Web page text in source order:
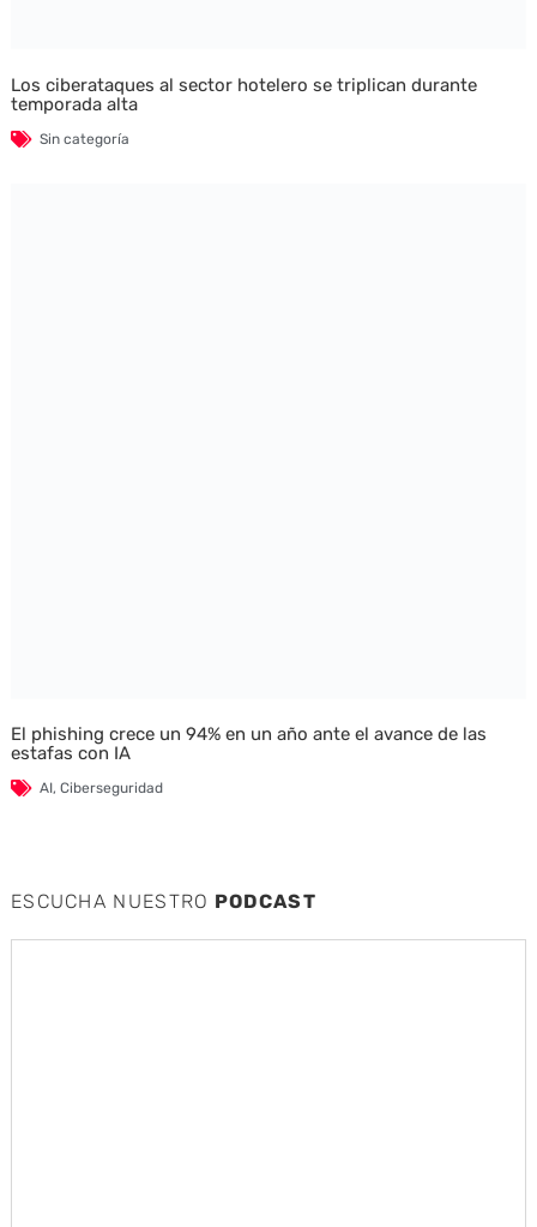
Los ciberataques al sector hotelero se triplican durante
temporada alta
Sin categoría
El phishing crece un 94% en un año ante el avance de las
estafas con IA
AI, Ciberseguridad
ESCUCHA NUESTRO PODCAST